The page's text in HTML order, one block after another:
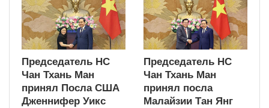
Председатель НС
Чан Тхань Ман
принял Посла США
Дженнифер Уикс
Председатель НС
Чан Тхань Ман
принял посла
Малайзии Тан Янг